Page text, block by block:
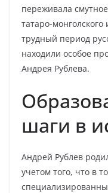
переживала
татаро-
трудный период
находили особое
Андрея Рублева.
шаги в
Андрей Рублев
учетом того, что в